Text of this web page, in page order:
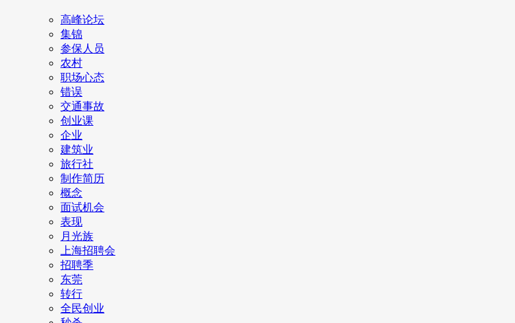
高峰论坛
集锦
参保人员
农村
职场心态
错误
交通事故
创业课
企业
建筑业
旅行社
制作简历
概念
面试机会
表现
月光族
上海招聘会
招聘季
东莞
转行
全民创业